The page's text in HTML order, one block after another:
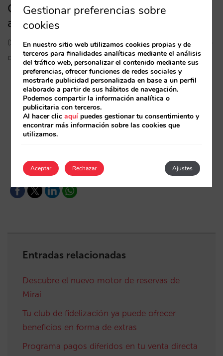
Cómo unificar las ofertas y aplicarlas
a más de un tipo de habitación:
(Si tienes ofertas idénticas pero una para cada tipo
de habitación)
En la sección “Ofertas y Paquetes” de la
gestión, entra en la oferta y amplía la selección
de habitaciones a las que se aplica.
de habitación
Entradas relacionadas
Descubre el nuevo motor de reservas de
Mirai
Tu club de fidelización ya puede ofrecer
beneficios en forma de extras
Programa pagos diferidos en tu venta directa
Gestionar preferencias sobre
cookies
En nuestro sitio web utilizamos cookies propias y de
terceros para finalidades analíticas mediante el análisis
del tráfico web, personalizar el contenido mediante sus
preferencias, ofrecer funciones de redes sociales y
mostrarle publicidad personalizada en base a un perfil
elaborado a partir de sus hábitos de navegación.
Podemos compartir la información analítica o
publicitaria con terceros.
Al hacer clicaquípuedes gestionar tu consentimiento y
encontrar más información sobre las cookies que
utilizamos.
Aceptar Ajustes
Rechazar